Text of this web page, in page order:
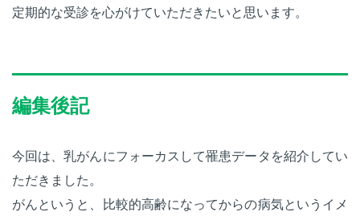
定期的な受診を心がけていただきたいと思います。
編集後記
今回は、乳がんにフォーカスして罹患データを紹介してい
ただきました。
がんというと、比較的高齢になってからの病気というイメ